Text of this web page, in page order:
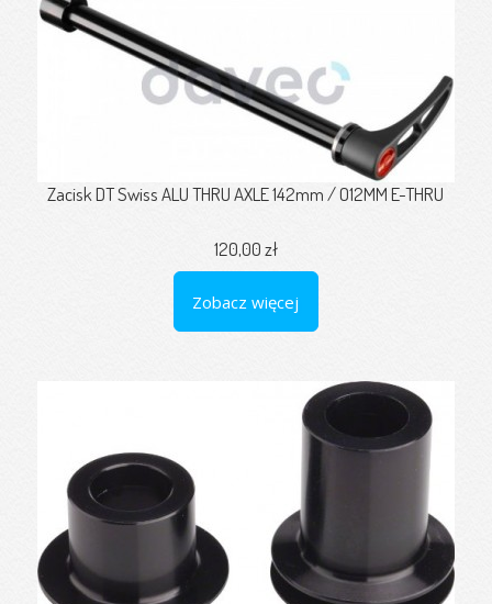
Zacisk DT Swiss ALU THRU AXLE 142mm / O12MM E-THRU
120,00 zł
Zobacz więcej